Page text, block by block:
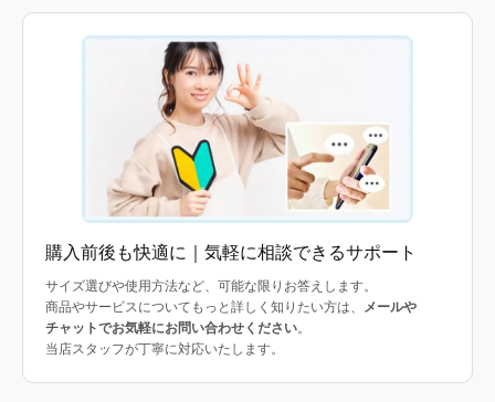
購入前後も快適に｜気軽に相談できるサポート
サイズ選びや使用方法など、可能な限りお答えします。
商品やサービスについてもっと詳しく知りたい方は、 メールや
チャットでお気軽にお問い合わせください。
当店スタッフが丁寧に対応いたします。